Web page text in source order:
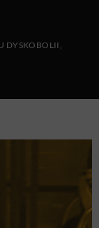
DYSKOBOLII,